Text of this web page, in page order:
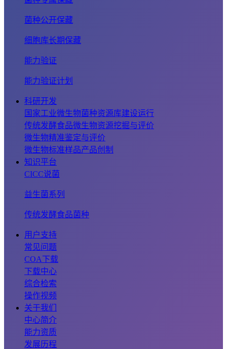
菌种公开保藏
细胞库长期保藏
能力验证
能力验证计划
科研开发
国家工业微生物菌种资源库建设运行
传统发酵食品微生物资源挖掘与评价
微生物精准鉴定与评价
微生物标准样品产品创制
知识平台
CICC说菌
益生菌系列
传统发酵食品菌种
用户支持
常见问题
COA下载
下载中心
综合检索
操作视频
关于我们
中心简介
能力资质
发展历程